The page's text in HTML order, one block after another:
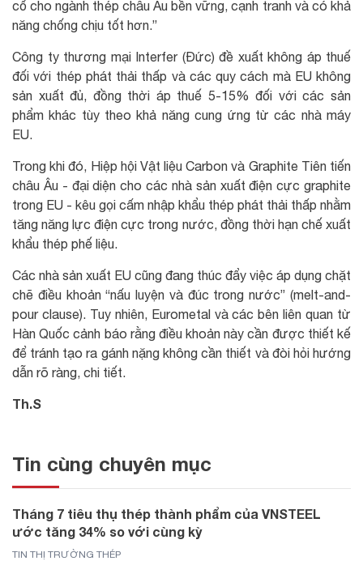
cố cho ngành thép châu Âu bền vững, cạnh tranh và có khả
năng chống chịu tốt hơn.”
Công ty thương mại Interfer (Đức) đề xuất không áp thuế
đối với thép phát thải thấp và các quy cách mà EU không
sản xuất đủ, đồng thời áp thuế 5-15% đối với các sản
phẩm khác tùy theo khả năng cung ứng từ các nhà máy
EU.
Trong khi đó, Hiệp hội Vật liệu Carbon và Graphite Tiên tiến
châu Âu - đại diện cho các nhà sản xuất điện cực graphite
trong EU - kêu gọi cấm nhập khẩu thép phát thải thấp nhằm
tăng năng lực điện cực trong nước, đồng thời hạn chế xuất
khẩu thép phế liệu.
Các nhà sản xuất EU cũng đang thúc đẩy việc áp dụng chặt
chẽ điều khoản “nấu luyện và đúc trong nước” (melt-and-
pour clause). Tuy nhiên, Eurometal và các bên liên quan từ
Hàn Quốc cảnh báo rằng điều khoản này cần được thiết kế
để tránh tạo ra gánh nặng không cần thiết và đòi hỏi hướng
dẫn rõ ràng, chi tiết.
Th.S
Tin cùng chuyên mục
Tháng 7 tiêu thụ thép thành phẩm của VNSTEEL
ước tăng 34% so với cùng kỳ
TIN THỊ TRƯỜNG THÉP